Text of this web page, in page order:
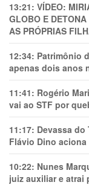
13:21: VÍDEO:
GLOBO E
AS PRÓPRIAS
12:34: Patrimônio
apenas dois anos
11:41: Rogério
vai ao STF por
11:17: Devassa do
Flávio Dino
10:22: Nunes
juiz auxiliar e atrai